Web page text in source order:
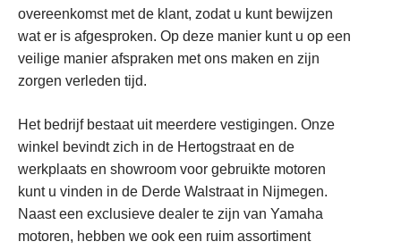
overeenkomst met de klant, zodat u kunt bewijzen
wat er is afgesproken. Op deze manier kunt u op een
veilige manier afspraken met ons maken en zijn
zorgen verleden tijd.
Het bedrijf bestaat uit meerdere vestigingen. Onze
winkel bevindt zich in de Hertogstraat en de
werkplaats en showroom voor gebruikte motoren
kunt u vinden in de Derde Walstraat in Nijmegen.
Naast een exclusieve dealer te zijn van Yamaha
motoren, hebben we ook een ruim assortiment